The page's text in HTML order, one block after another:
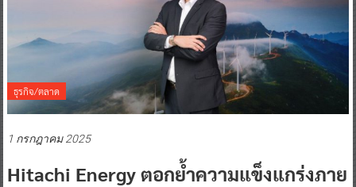
ธุรกิจ/ตลาด
1 กรกฎาคม 2025
Hitachi Energy ตอกย้ำความแข็งแกร่งภาย